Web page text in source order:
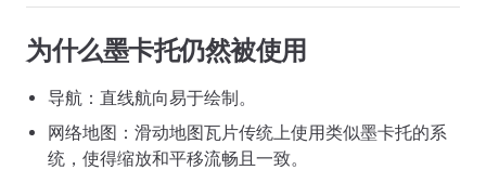
为什么墨卡托仍然被使用
导航：直线航向易于绘制。
网络地图：滑动地图瓦片传统上使用类似墨卡托的系
统，使得缩放和平移流畅且一致。